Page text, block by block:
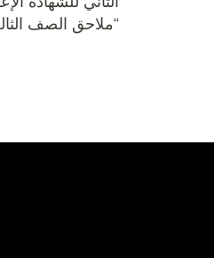
“ملاحق الصف الثالث